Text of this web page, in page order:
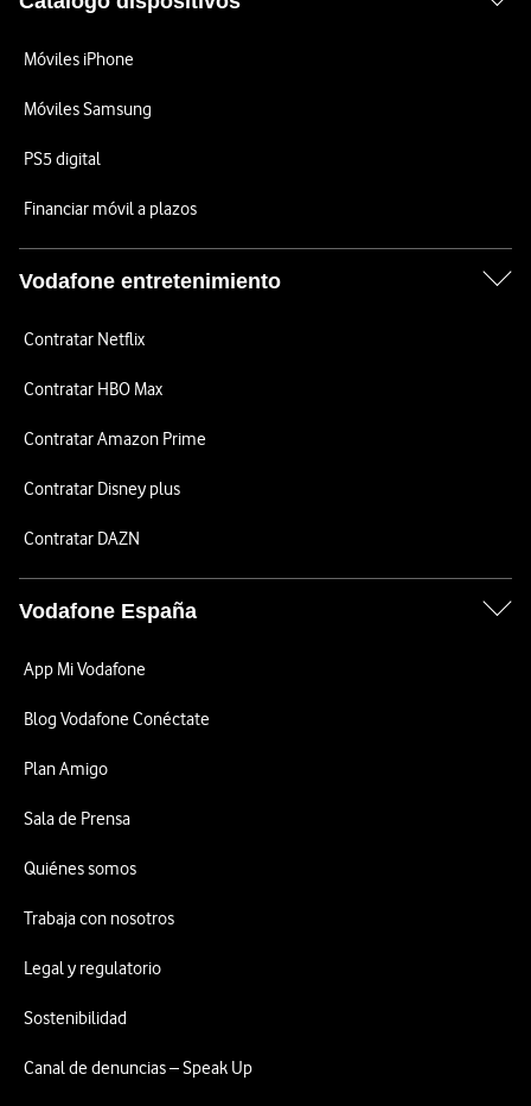
Móviles iPhone
Móviles Samsung
PS5 digital
Financiar móvil a plazos
Vodafone entretenimiento
Contratar Netflix
Contratar HBO Max
Contratar Amazon Prime
Contratar Disney plus
Contratar DAZN
Vodafone España
App Mi Vodafone
Blog Vodafone Conéctate
Plan Amigo
Sala de Prensa
Quiénes somos
Trabaja con nosotros
Legal y regulatorio
Sostenibilidad
Canal de denuncias – Speak Up